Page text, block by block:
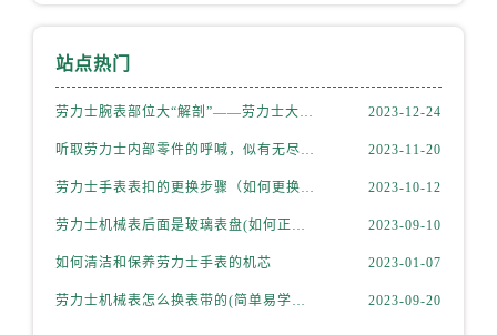
贵州省黔东南苗族侗族自治州凯里市北京西路劳力士售后服务中心（需提前预约）
四川省成都市锦江区人民东路6号SAC东原中心24层2406B室劳力士售后服务中心（需提前预约）
站点热门
劳力士腕表部位大“解剖”——劳力士大讲堂开课啦！ 2023-12-24
听取劳力士内部零件的呼喊，似有无尽的故事等待我们去探索 2023-11-20
劳力士手表表扣的更换步骤（如何更换手表的表扣） 2023-10-12
劳力士机械表后面是玻璃表盘(如何正确清洁和保养) 2023-09-10
如何清洁和保养劳力士手表的机芯 2023-01-07
劳力士机械表怎么换表带的(简单易学的步骤) 2023-09-20